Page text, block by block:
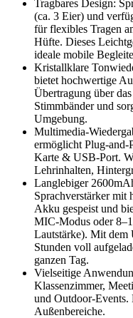
Tragbares Design:
(ca. 3 Eier) und
für flexibles Tragen
Hüfte. Dieses
ideale mobile
Kristallklare
bietet hochwertige
Übertragung über
Stimmbänder und
Umgebung.
Multimedia-
ermöglicht Plug-
Karte & USB-Port.
Lehrinhalten,
Langlebiger
Sprachverstärker mit
Akku gespeist und
MIC-Modus oder
Lautstärke). Mit dem
Stunden voll
ganzen Tag.
Vielseitige
Klassenzimmer,
und Outdoor-Events.
Außenbereiche.